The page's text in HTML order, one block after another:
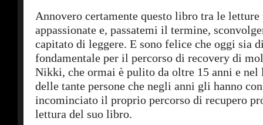
Annovero certamente questo libro tra le
appassionate e, passatemi il termine,
capitato di leggere. E sono felice che oggi sia
fondamentale per il percorso di recovery di
Nikki, che ormai è pulito da oltre 15 anni e nel
delle tante persone che negli anni gli hanno
incominciato il proprio percorso di recupero
lettura del suo libro.